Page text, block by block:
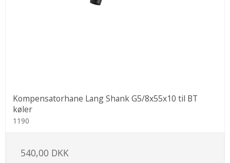
Kompensatorhane Lang Shank G5/8x55x10 til BT
køler
1190
540,00 DKK